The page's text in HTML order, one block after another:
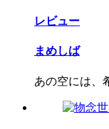
レビュー
まめしば
あの空には、